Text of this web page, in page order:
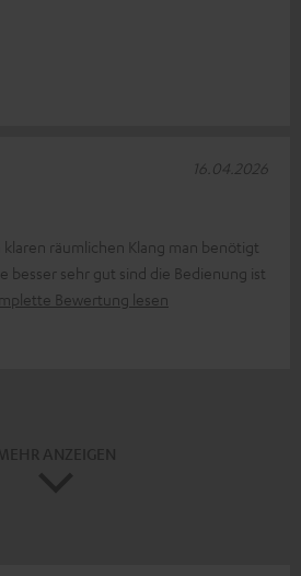
klaren räumlichen Klang man benötigt
besser sehr gut sind die Bedienung ist
Bewertung lesen
16.04.2026